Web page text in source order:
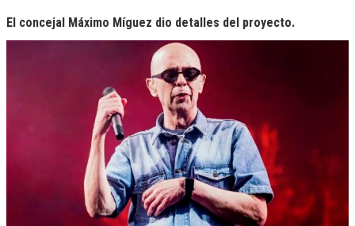
El concejal Máximo Míguez dio detalles del proyecto.